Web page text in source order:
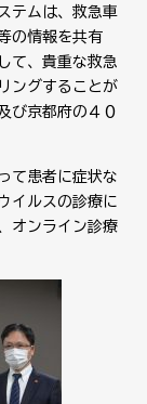
テムは、救急車
の情報を共有
て、貴重な救急
ングすることが
び京都府の４０
て患者に症状な
イルスの診療に
オンライン診療